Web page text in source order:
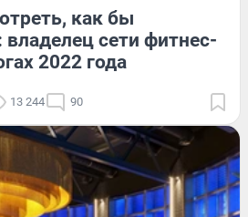
как бы
владелец сети фитнес-
2022 года
13 244 90